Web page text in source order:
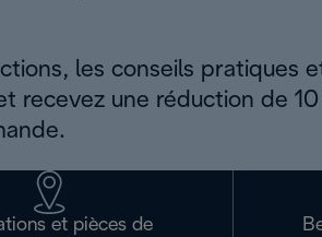
les conseils pratiques
recevez une réduction de 10
et pièces de